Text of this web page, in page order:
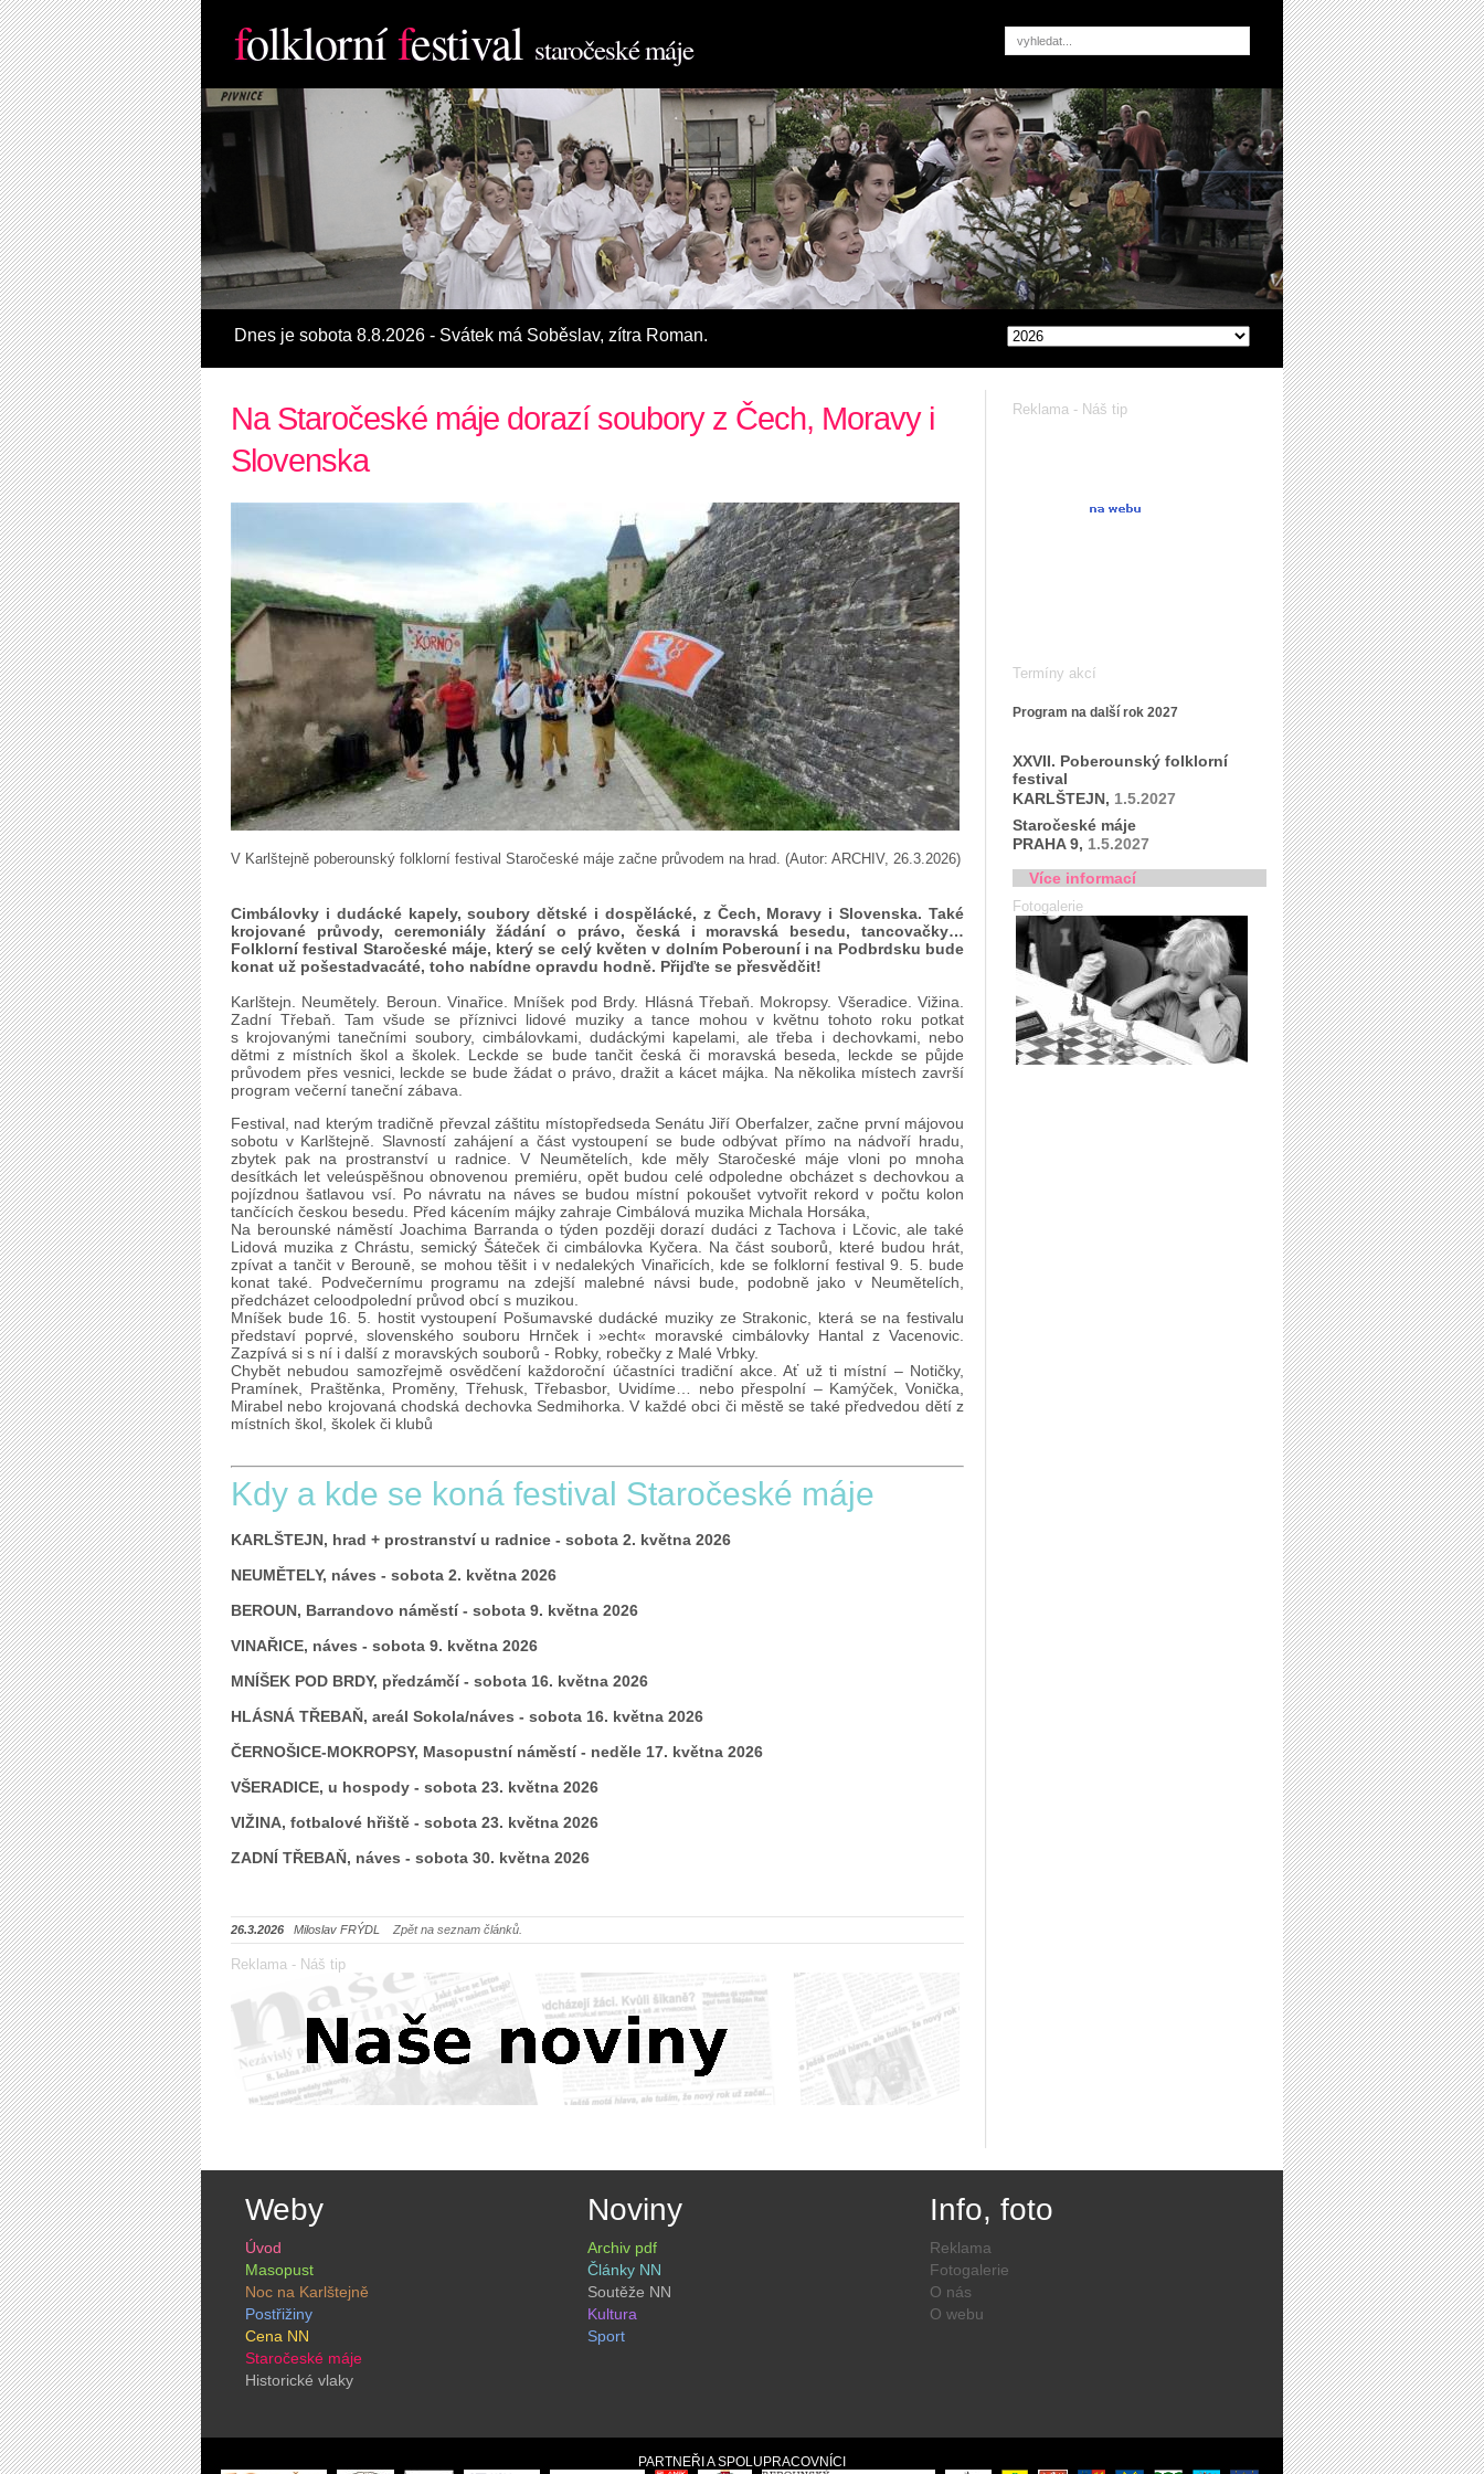
folklornífestival staročeské máje
Dnes je sobota 8.8.2026 - Svátek má Soběslav, zí­tra Roman.
Reklama - Náš tip
Termíny akcí
Program na další rok 2027
XXVII. Poberounský folklorní
festival
KARLŠTEJN, 1.5.2027
Staročeské máje
PRAHA 9, 1.5.2027
Více informací
Fotogalerie
Na Staročeské máje dorazí soubory z Čech, Moravy i
Slovenska
V Karlštejně poberounský folklorní festival Staročeské máje začne průvodem na hrad. (Autor: ARCHIV, 26.3.2026)
Cimbálovky i dudácké kapely, soubory dětské i dospělácké, z Čech, Moravy i Slovenska. Také
krojované průvody, ceremoniály žádání o právo, česká i moravská besedu, tancovačky…
Folklorní festival Staročeské máje, který se celý květen v dolním Poberouní i na Podbrdsku bude
konat už pošestadvacáté, toho nabídne opravdu hodně. Přijďte se přesvědčit!
Karlštejn. Neumětely. Beroun. Vinařice. Mníšek pod Brdy. Hlásná Třebaň. Mokropsy. Všeradice. Vižina.
Zadní Třebaň. Tam všude se příznivci lidové muziky a tance mohou v květnu tohoto roku potkat
s krojovanými tanečními soubory, cimbálovkami, dudáckými kapelami, ale třeba i dechovkami, nebo
dětmi z místních škol a školek. Leckde se bude tančit česká či moravská beseda, leckde se půjde
průvodem přes vesnici, leckde se bude žádat o právo, dražit a kácet májka. Na několika místech završí
program večerní taneční zábava.
Festival, nad kterým tradičně převzal záštitu místopředseda Senátu Jiří Oberfalzer, začne první májovou
sobotu v Karlštejně. Slavností zahájení a část vystoupení se bude odbývat přímo na nádvoří hradu,
zbytek pak na prostranství u radnice. V Neumětelích, kde měly Staročeské máje vloni po mnoha
desítkách let veleúspěšnou obnovenou premiéru, opět budou celé odpoledne obcházet s dechovkou a
pojízdnou šatlavou vsí. Po návratu na náves se budou místní pokoušet vytvořit rekord v počtu kolon
tančících českou besedu. Před kácením májky zahraje Cimbálová muzika Michala Horsáka,
Na berounské náměstí Joachima Barranda o týden později dorazí dudáci z Tachova i Lčovic, ale také
Lidová muzika z Chrástu, semický Šáteček či cimbálovka Kyčera. Na část souborů, které budou hrát,
zpívat a tančit v Berouně, se mohou těšit i v nedalekých Vinařicích, kde se folklorní festival 9. 5. bude
konat také. Podvečernímu programu na zdejší malebné návsi bude, podobně jako v Neumětelích,
předcházet celoodpolední průvod obcí s muzikou.
Mníšek bude 16. 5. hostit vystoupení Pošumavské dudácké muziky ze Strakonic, která se na festivalu
představí poprvé, slovenského souboru Hrnček i »echt« moravské cimbálovky Hantal z Vacenovic.
Zazpívá si s ní i další z moravských souborů - Robky, robečky z Malé Vrbky.
Chybět nebudou samozřejmě osvědčení každoroční účastníci tradiční akce. Ať už ti místní – Notičky,
Pramínek, Praštěnka, Proměny, Třehusk, Třebasbor, Uvidíme… nebo přespolní – Kamýček, Vonička,
Mirabel nebo krojovaná chodská dechovka Sedmihorka. V každé obci či městě se také předvedou dětí z
místních škol, školek či klubů
Kdy a kde se koná festival Staročeské máje
KARLŠTEJN, hrad + prostranství u radnice - sobota 2. května 2026
NEUMĚTELY, náves - sobota 2. května 2026
BEROUN, Barrandovo náměstí - sobota 9. května 2026
VINAŘICE, náves - sobota 9. května 2026
MNÍŠEK POD BRDY, předzámčí - sobota 16. května 2026
HLÁSNÁ TŘEBAŇ, areál Sokola/náves - sobota 16. května 2026
ČERNOŠICE-MOKROPSY, Masopustní náměstí - neděle 17. května 2026
VŠERADICE, u hospody - sobota 23. května 2026
VIŽINA, fotbalové hřiště - sobota 23. května 2026
ZADNÍ TŘEBAŇ, náves - sobota 30. května 2026
26.3.2026 Miloslav FRÝDL Zpět na seznam článků.
Reklama - Náš tip
Weby
Úvod
Masopust
Noc na Karlštejně
Postřižiny
Cena NN
Staročeské máje
Historické vlaky
Noviny
Archiv pdf
Články NN
Soutěže NN
Kultura
Sport
Info, foto
Reklama
Fotogalerie
O nás
O webu
PARTNEŘI A SPOLUPRACOVNÍCI